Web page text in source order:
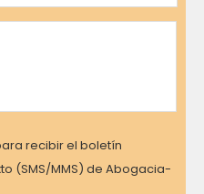
recibir el boletín
(SMS/MMS) de Abogacia-